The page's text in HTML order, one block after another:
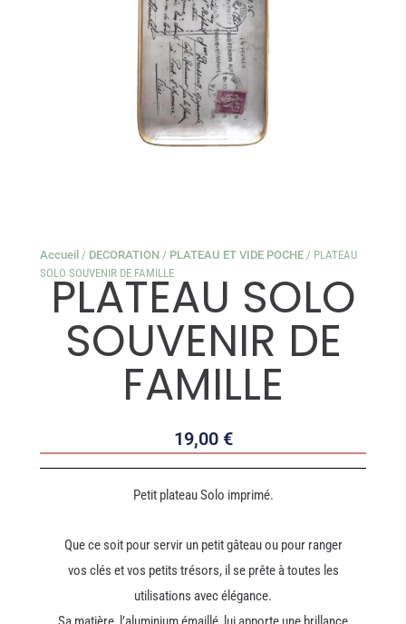
Accueil / DECORATION / PLATEAU ET VIDE POCHE / PLATEAU
SOLO SOUVENIR DE FAMILLE
PLATEAU SOLO
SOUVENIR DE
FAMILLE
19,00 €
Petit plateau Solo imprimé.
Que ce soit pour servir un petit gâteau ou pour ranger
vos clés et vos petits trésors, il se prête à toutes les
utilisations avec élégance.